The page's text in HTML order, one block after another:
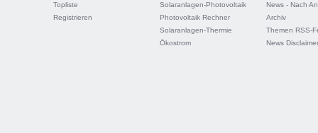
Topliste
Registrieren
Solaranlagen-Photovoltaik
Photovoltaik Rechner
Solaranlagen-Thermie
Ökostrom
News - Nach
Archiv
Themen RSS-
News Disclaimer